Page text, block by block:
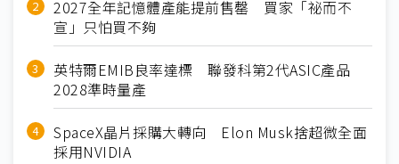
2027全年記憶體產能提前售罄 買家「祕而不
宣」只怕買不夠
英特爾EMIB良率達標 聯發科第2代ASIC產品
2028準時量產
SpaceX晶片採購大轉向 Elon Musk捨超微全面
採用NVIDIA